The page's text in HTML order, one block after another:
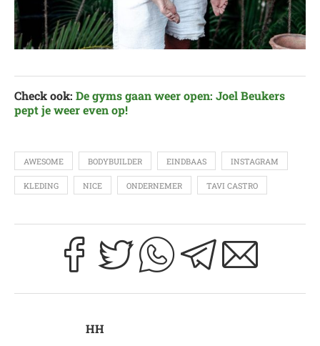
Check ook: De gyms gaan weer open: Joel Beukers
pept je weer even op!
AWESOME BODYBUILDER EINDBAAS INSTAGRAM
KLEDING NICE ONDERNEMER TAVI CASTRO
HH